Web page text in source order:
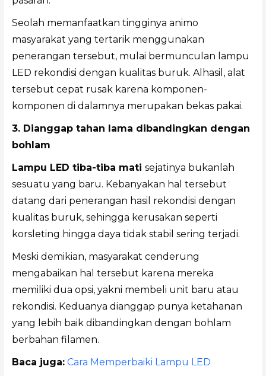
Seolah memanfaatkan tingginya animo
masyarakat yang tertarik menggunakan
penerangan tersebut, mulai bermunculan lampu
LED rekondisi dengan kualitas buruk. Alhasil, alat
tersebut cepat rusak karena komponen-
komponen di dalamnya merupakan bekas pakai.
3. Dianggap tahan lama dibandingkan dengan
bohlam
Lampu LED tiba-tiba mati sejatinya bukanlah
sesuatu yang baru. Kebanyakan hal tersebut
datang dari penerangan hasil rekondisi dengan
kualitas buruk, sehingga kerusakan seperti
korsleting hingga daya tidak stabil sering terjadi.
Meski demikian, masyarakat cenderung
mengabaikan hal tersebut karena mereka
memiliki dua opsi, yakni membeli unit baru atau
rekondisi. Keduanya dianggap punya ketahanan
yang lebih baik dibandingkan dengan bohlam
berbahan filamen.
Baca juga: Cara Memperbaiki Lampu LED